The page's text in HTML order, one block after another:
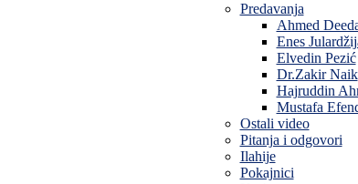
Predavanja
Ahmed
Enes
Elvedin Pezić
Dr.Zakir Naik
Hajruddin
Mustafa
Ostali video
Pitanja i odgovori
Ilahije
Pokajnici